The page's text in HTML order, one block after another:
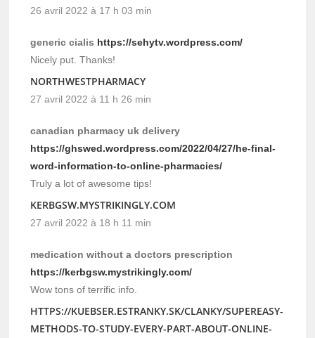
26 avril 2022 à 17 h 03 min
generic cialis https://sehytv.wordpress.com/
Nicely put. Thanks!
NORTHWESTPHARMACY
27 avril 2022 à 11 h 26 min
canadian pharmacy uk delivery
https://ghswed.wordpress.com/2022/04/27/he-final-
word-information-to-online-pharmacies/
Truly a lot of awesome tips!
KERBGSW.MYSTRIKINGLY.COM
27 avril 2022 à 18 h 11 min
medication without a doctors prescription
https://kerbgsw.mystrikingly.com/
Wow tons of terrific info.
HTTPS://KUEBSER.ESTRANKY.SK/CLANKY/SUPEREASY-
METHODS-TO-STUDY-EVERY-PART-ABOUT-ONLINE-